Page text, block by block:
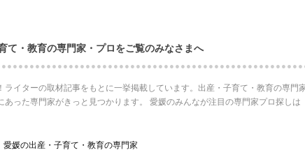
て・教育の専門家・プロをご覧のみなさまへ
イターの取材記事をもとに一挙掲載しています。出産・子育て・教育の専
った専門家がきっと見つかります。 愛媛のみんなが注目の専門家プロ探しは
愛媛の出産・子育て・教育の専門家